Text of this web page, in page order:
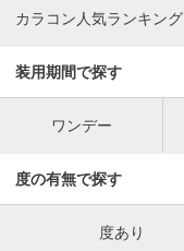
カラコン人気ランキング
装用期間で探す
ワンデー
度の有無で探す
度あり